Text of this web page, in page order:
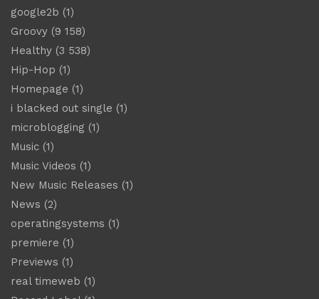
google2b (1)
Groovy (9 158)
Healthy (3 538)
Hip-Hop (1)
Homepage (1)
i blacked out single (1)
microblogging (1)
Music (1)
Music Videos (1)
New Music Releases (1)
News (2)
operatingsystems (1)
premiere (1)
Previews (1)
real timeweb (1)